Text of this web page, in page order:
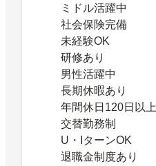
ミドル活躍中
社会保険完備
未経験OK
研修あり
男性活躍中
長期休暇あり
年間休日120日以上
交替勤務制
U・IターンOK
退職金制度あり